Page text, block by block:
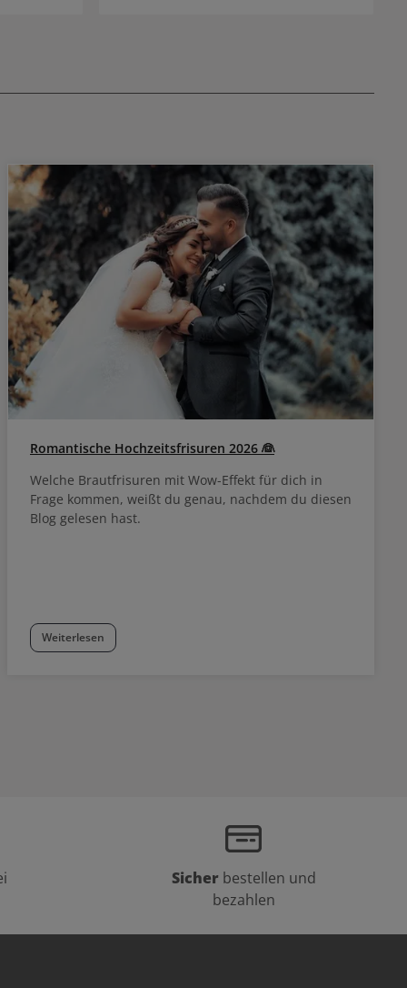
Romantische Hochzeitsfrisuren 2026 👰
Welche Brautfrisuren mit Wow-Effekt für dich in
Frage kommen, weißt du genau, nachdem du diesen
Blog gelesen hast.
Weiterlesen
Sicher bestellen und
bezahlen